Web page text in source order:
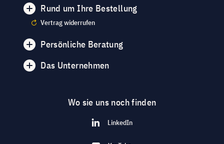
Rund um Ihre Bestellung
Vertrag widerrufen
Persönliche Beratung
Das Unternehmen
Wo sie uns noch finden
LinkedIn